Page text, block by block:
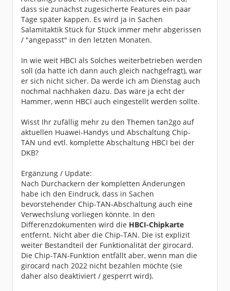
dass sie zunächst zugesicherte Features ein paar
Tage später kappen. Es wird ja in Sachen
Salamitaktik Stück für Stück immer mehr abgerissen
/ "angepasst" in den letzten Monaten.
In wie weit HBCI als Solches weiterbetrieben werden
soll (da hatte ich dann auch gleich nachgefragt), war
er sich nicht sicher. Da werde ich am Dienstag auch
nochmal nachhaken dazu. Das wäre ja echt der
Hammer, wenn HBCI auch eingestellt werden sollte.
Wisst Ihr zufällig mehr zu den Themen tan2go auf
aktuellen Huawei-Handys und Abschaltung Chip-
TAN und evtl. komplette Abschaltung HBCI bei der
DKB?
Ergänzung / Update:
Nach Durchackern der kompletten Änderungen
habe ich den Eindruck, dass in Sachen
bevorstehender Chip-TAN-Abschaltung auch eine
Verwechslung vorliegen könnte. In den
Differenzdokumenten wird die HBCI-Chipkarte
entfernt. Nicht aber die Chip-TAN. Die ist explizit
weiter Bestandteil der Funktionalität der girocard.
Die Chip-TAN-Funktion entfällt aber, wenn man die
girocard nach 2022 nicht bezahlen möchte (sie
daher also deaktiviert / gesperrt wird).